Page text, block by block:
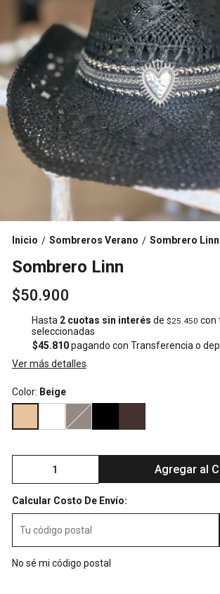
Inicio / Sombreros Verano / Sombrero Linn
Sombrero Linn
$50.900
Hasta 2 cuotas sin interés de $25.450 con
seleccionadas
$45.810pagando con Transferencia o
Ver más detalles
Color: Beige
Agregar al
Calcular Costo De Envío:
No sé mi código postal